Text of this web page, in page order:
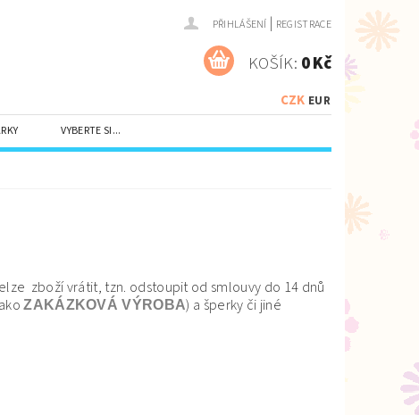
PŘIHLÁŠENÍ | REGISTRACE
CZK EUR
KOŠÍK: 0 Kč
VYBERTE SI...
zboží vrátit, tzn. odstoupit od smlouvy do 14 dnů
ZAKÁZKOVÁ VÝROBA) a šperky či jiné